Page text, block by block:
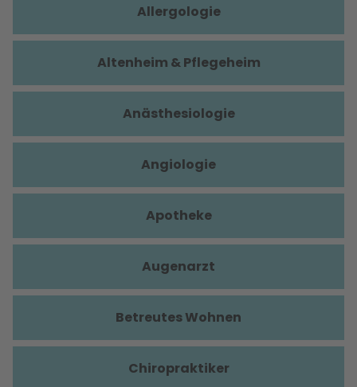
Allergologie
Altenheim & Pflegeheim
Anästhesiologie
Angiologie
Apotheke
Augenarzt
Betreutes Wohnen
Chiropraktiker